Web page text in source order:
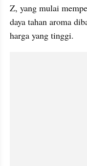
Z, yang mulai
daya tahan aroma
harga yang tinggi.